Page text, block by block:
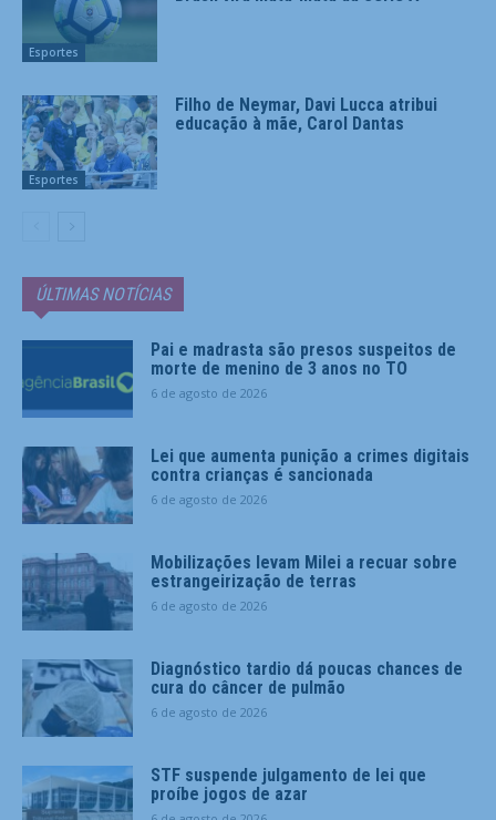
Esportes
Esportes
Filho de Neymar, Davi Lucca atribui
educação à mãe, Carol Dantas
ÚLTIMAS NOTÍCIAS
Pai e madrasta são presos suspeitos de
morte de menino de 3 anos no TO
6 de agosto de 2026
Lei que aumenta punição a crimes digitais
contra crianças é sancionada
6 de agosto de 2026
Mobilizações levam Milei a recuar sobre
estrangeirização de terras
6 de agosto de 2026
Diagnóstico tardio dá poucas chances de
cura do câncer de pulmão
6 de agosto de 2026
STF suspende julgamento de lei que
proíbe jogos de azar